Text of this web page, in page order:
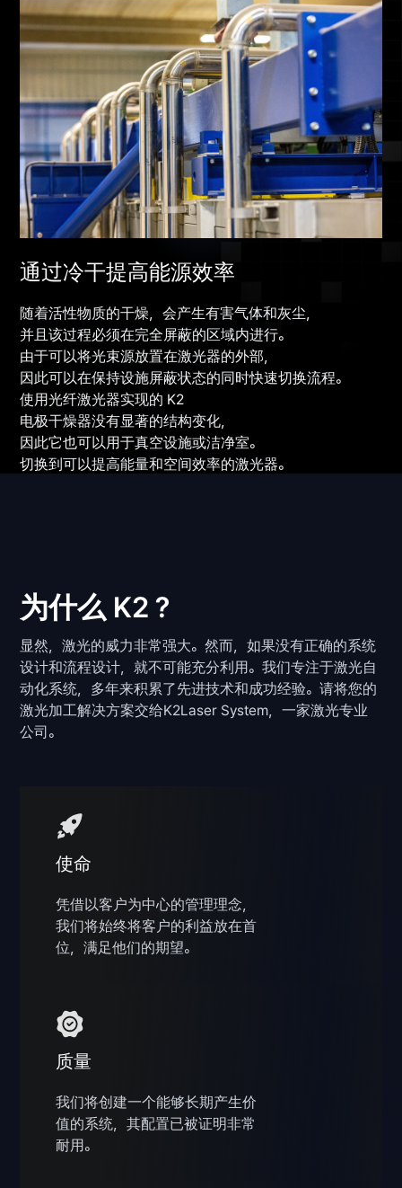
通过冷干提高能源效率
随着活性物质的干燥，会产生有害气体和灰尘，
并且该过程必须在完全屏蔽的区域内进行。
由于可以将光束源放置在激光器的外部，
因此可以在保持设施屏蔽状态的同时快速切换流程。
使用光纤激光器实现的 K2
电极干燥器没有显著的结构变化，
因此它也可以用于真空设施或洁净室。
切换到可以提高能量和空间效率的激光器。
为什么 K2？
显然，激光的威力非常强大。然而，如果没有正确的系统
设计和流程设计，就不可能充分利用。我们专注于激光自
动化系统，多年来积累了先进技术和成功经验。请将您的
激光加工解决方案交给K2Laser System，一家激光专业
公司。
使命
凭借以客户为中心的管理理念，
我们将始终将客户的利益放在首
位，满足他们的期望。
质量
我们将创建一个能够长期产生价
值的系统，其配置已被证明非常
耐用。